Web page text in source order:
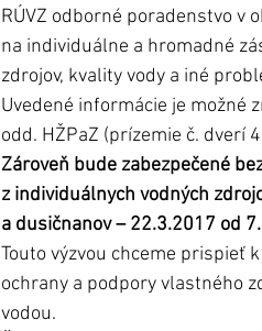
RÚVZ odborné poradenstvo v
na individuálne a hromadné
zdrojov, kvality vody a iné
Uvedené informácie je možné
odd. HŽPaZ (prízemie č. dverí
Zároveň bude zabezpečené
z individuálnych vodných
a dusičnanov – 22.3.2017 od
Touto výzvou chceme prispieť
ochrany a podpory vlastného
vodou.